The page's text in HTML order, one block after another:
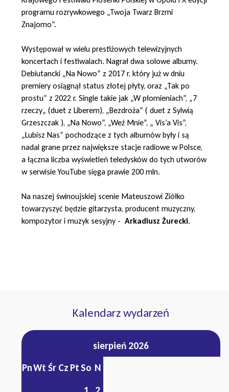
programu rozrywkowego „Twoja Twarz Brzmi
Znajomo”.
Występował w wielu prestiżowych telewizyjnych
koncertach i festiwalach. Nagrał dwa solowe albumy.
Debiutancki „Na Nowo” z 2017 r, który już w dniu
premiery osiągnął status złotej płyty, oraz „Tak po
prostu” z 2022 r. Single takie jak „W płomieniach”, „7
rzeczy„ (duet z Liberem), „Bezdroża” ( duet z Sylwią
Grzeszczak ), „Na Nowo”, „Weź Mnie”, „ Vis’a Vis”,
„Lubisz Nas” pochodzące z tych albumów były i są
nadal grane przez największe stacje radiowe w Polsce,
a łączna liczba wyświetleń teledysków do tych utworów
w serwisie YouTube sięga prawie 200 mln.
Na naszej świnoujskiej scenie Mateuszowi Ziółko
towarzyszyć będzie gitarzysta, producent muzyczny,
kompozytor i muzyk sesyjny - Arkadiusz Żurecki.
Kalendarz wydarzeń
sierpień 2026
PnWt Śr Cz PtSo N